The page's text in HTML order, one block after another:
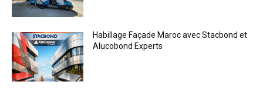
Habillage Façade Maroc avec Stacbond et
Alucobond Experts